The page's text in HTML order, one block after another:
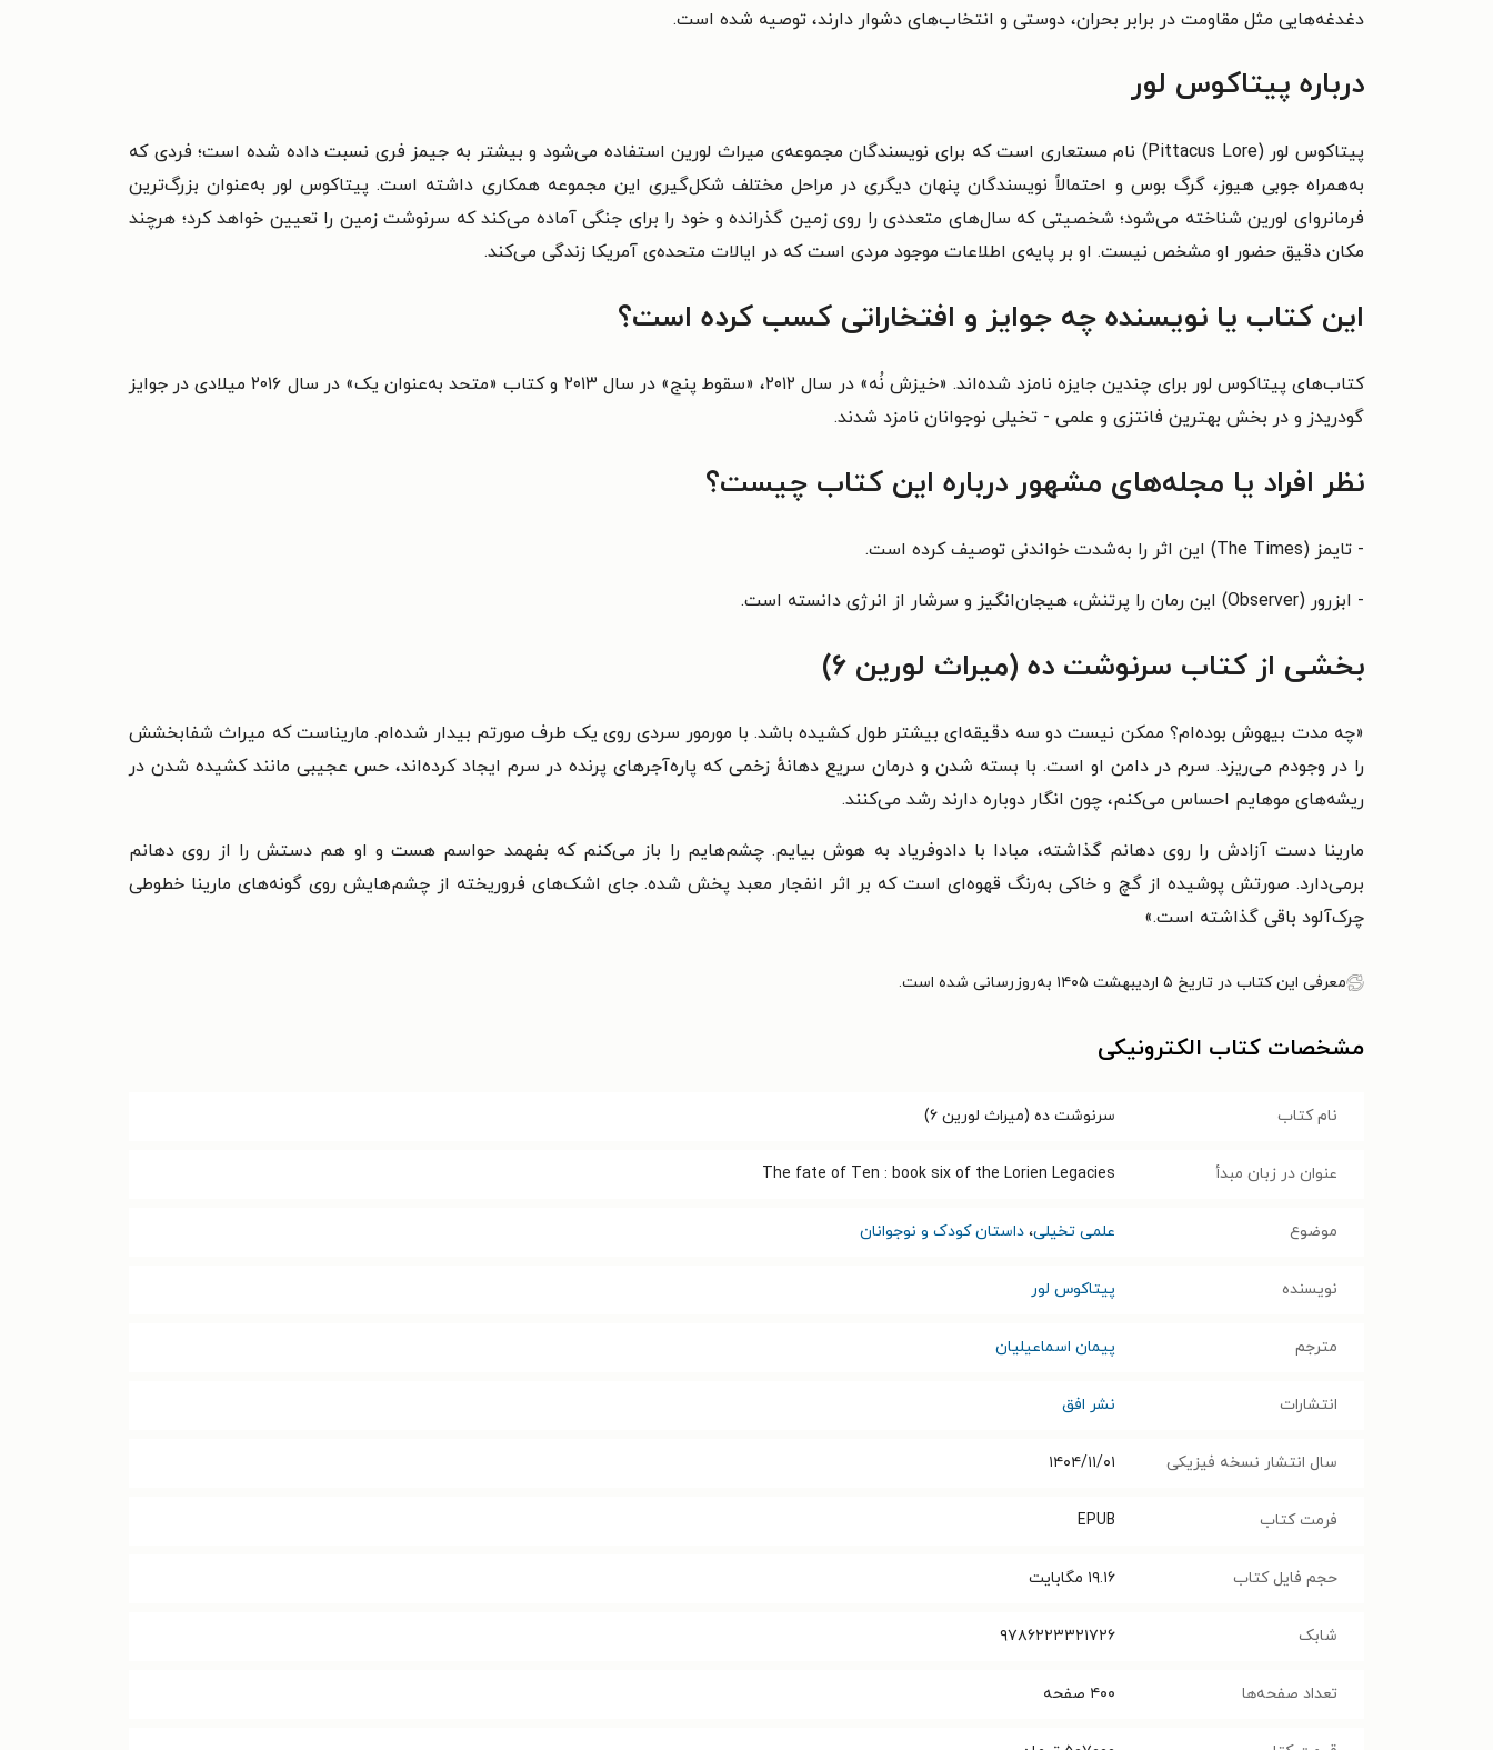
دغدغه‌هایی مثل مقاومت در برابر بحران، دوستی و انتخاب‌های دشوار دارند، توصیه شده است.
درباره پیتاکوس لور
پیتاکوس لور (Pittacus Lore) نام مستعاری است که برای نویسندگان مجموعه‌ی میراث لورین استفاده می‌شود و بیشتر به جیمز فری نسبت داده شده است؛ فردی که
به‌همراه جوبی هیوز، گرگ بوس و احتمالاً نویسندگان پنهان دیگری در مراحل مختلف شکل‌گیری این مجموعه همکاری داشته است. پیتاکوس لور به‌عنوان بزرگ‌ترین
فرمانروای لورین شناخته می‌شود؛ شخصیتی که سال‌های متعددی را روی زمین گذرانده و خود را برای جنگی آماده می‌کند که سرنوشت زمین را تعیین خواهد کرد؛ هرچند
مکان دقیق حضور او مشخص نیست. او بر پایه‌ی اطلاعات موجود مردی است که در ایالات متحده‌ی آمریکا زندگی می‌کند.
این کتاب یا نویسنده چه جوایز و افتخاراتی کسب کرده است؟
کتاب‌های پیتاکوس لور برای چندین جایزه نامزد شده‌اند. «خیزش نُه» در سال ۲۰۱۲، «سقوط پنج» در سال ۲۰۱۳ و کتاب «متحد به‌عنوان یک» در سال ۲۰۱۶ میلادی در جوایز
گودریدز و در بخش بهترین فانتزی و علمی - تخیلی نوجوانان نامزد شدند.
نظر افراد یا مجله‌های مشهور درباره این کتاب چیست؟
- تایمز (The Times) این اثر را به‌شدت خواندنی توصیف کرده است.
- ابزرور (Observer) این رمان را پرتنش، هیجان‌انگیز و سرشار از انرژی دانسته است.
بخشی از کتاب سرنوشت ده (میراث لورین ۶)
«چه مدت بیهوش بوده‌ام؟ ممکن نیست دو سه دقیقه‌ای بیشتر طول کشیده باشد. با مورمور سردی روی یک طرف صورتم بیدار شده‌ام. ماریناست که میراث شفابخشش
را در وجودم می‌ریزد. سرم در دامن او است. با بسته شدن و درمان سریع دهانهٔ زخمی که پاره‌آجرهای پرنده در سرم ایجاد کرده‌اند، حس عجیبی مانند کشیده شدن در
ریشه‌های موهایم احساس می‌کنم، چون انگار دوباره دارند رشد می‌کنند.
مارینا دست آزادش را روی دهانم گذاشته، مبادا با دادوفریاد به هوش بیایم. چشم‌هایم را باز می‌کنم که بفهمد حواسم هست و او هم دستش را از روی دهانم
برمی‌دارد. صورتش پوشیده از گچ و خاکی به‌رنگ قهوه‌ای است که بر اثر انفجار معبد پخش شده. جای اشک‌های فروریخته از چشم‌هایش روی گونه‌های مارینا خطوطی
چرک‌آلود باقی گذاشته است.»
معرفی این کتاب در تاریخ ۵ اردیبهشت ۱۴۰۵ به‌روزرسانی شده است.
مشخصات کتاب الکترونیکی
نام کتاب سرنوشت ده (میراث لورین ۶)
عنوان در زبان مبدأ The fate of Ten : book six of the Lorien Legacies
موضوع علمی تخیلی، داستان کودک و نوجوانان
نویسنده پیتاکوس لور
مترجم پیمان اسماعیلیان
انتشارات نشر افق
سال انتشار نسخه فیزیکی ۱۴۰۴/۱۱/۰۱
فرمت کتاب EPUB
حجم فایل کتاب ۱۹.۱۶ مگابایت
شابک ۹۷۸۶۲۲۳۳۲۱۷۲۶
تعداد صفحه‌ها ۴۰۰ صفحه